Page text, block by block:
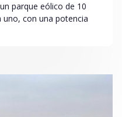
parque eólico de 10
con una potencia